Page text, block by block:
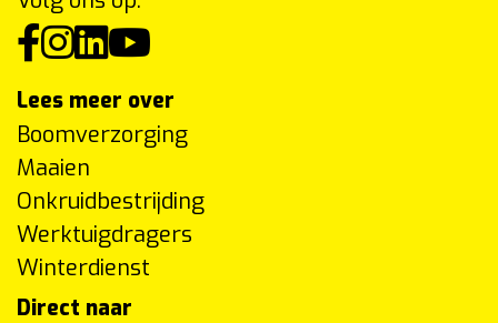
Lees meer over
Boomverzorging
Maaien
Onkruidbestrijding
Werktuigdragers
Winterdienst
Direct naar